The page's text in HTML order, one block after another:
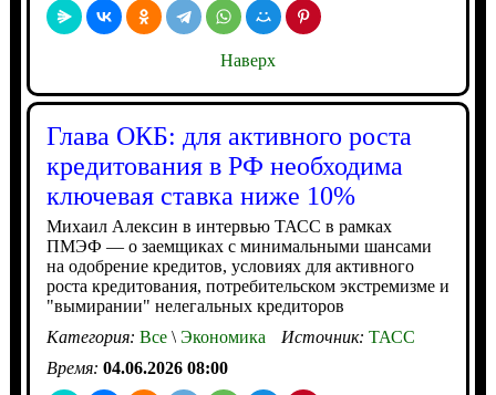
Наверх
Глава ОКБ: для активного роста
кредитования в РФ необходима
ключевая ставка ниже 10%
Михаил Алексин в интервью ТАСС в рамках
ПМЭФ — о заемщиках с минимальными шансами
на одобрение кредитов, условиях для активного
роста кредитования, потребительском экстремизме и
"вымирании" нелегальных кредиторов
Категория: Все\Экономика Источник: ТАСС
Время: 04.06.2026 08:00